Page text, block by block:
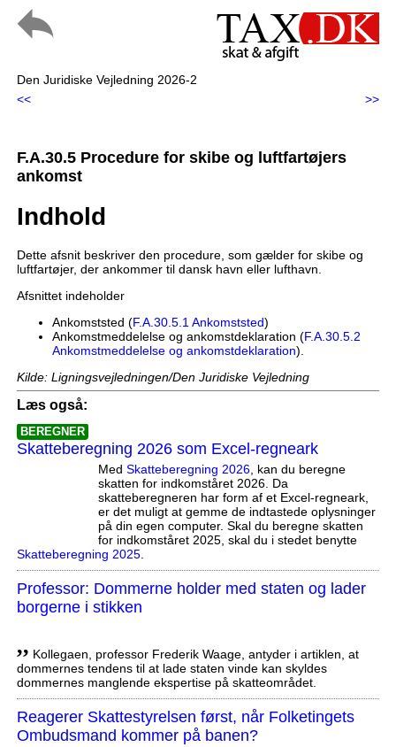
Den Juridiske Vejledning 2026-2
<<
>>
F.A.30.5 Procedure for skibe og luftfartøjers
ankomst
Indhold
Dette afsnit beskriver den procedure, som gælder for skibe og
luftfartøjer, der ankommer til dansk havn eller lufthavn.
Afsnittet indeholder
Ankomststed (F.A.30.5.1 Ankomststed)
Ankomstmeddelelse og ankomstdeklaration (F.A.30.5.2
Ankomstmeddelelse og ankomstdeklaration).
Kilde: Ligningsvejledningen/Den Juridiske Vejledning
Læs også:
BEREGNER
Skatteberegning 2026 som Excel-regneark
Med Skatteberegning 2026, kan du beregne
skatten for indkomståret 2026. Da
skatteberegneren har form af et Excel-regneark,
er det muligt at gemme de indtastede oplysninger
på din egen computer. Skal du beregne skatten
for indkomståret 2025, skal du i stedet benytte
Skatteberegning 2025.
Professor: Dommerne holder med staten og lader
borgerne i stikken
,, Kollegaen, professor Frederik Waage, antyder i artiklen, at
dommernes tendens til at lade staten vinde kan skyldes
dommernes manglende ekspertise på skatteområdet.
Reagerer Skattestyrelsen først, når Folketingets
Ombudsmand kommer på banen?